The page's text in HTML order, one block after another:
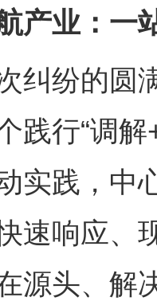
业：一站
纷的圆满
践行“调
实践，中
速响应、
源头、解